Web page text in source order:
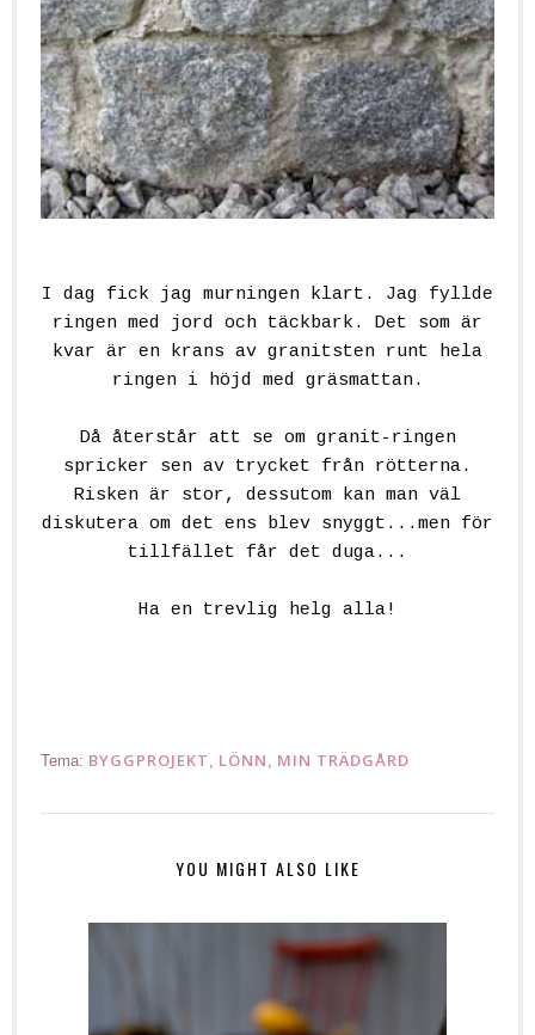
I dag fick jag murningen klart. Jag fyllde
ringen med jord och täckbark. Det som är
kvar är en krans av granitsten runt hela
ringen i höjd med gräsmattan.
Då återstår att se om granit-ringen
spricker sen av trycket från rötterna.
Risken är stor, dessutom kan man väl
diskutera om det ens blev snyggt...men för
tillfället får det duga...
Ha en trevlig helg alla!
Tema: BYGGPROJEKT LÖNN MIN TRÄDGÅRD
YOU MIGHT ALSO LIKE